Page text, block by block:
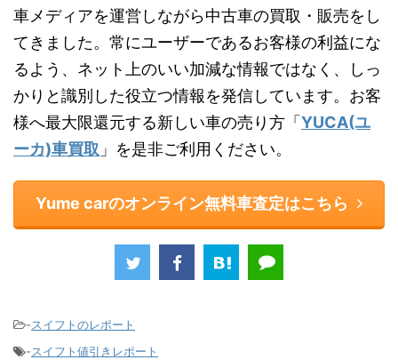
車メディアを運営しながら中古車の買取・販売をし
てきました。常にユーザーであるお客様の利益にな
るよう、ネット上のいい加減な情報ではなく、しっ
かりと識別した役立つ情報を発信しています。お客
様へ最大限還元する新しい車の売り方「 YUCA(ユ
ーカ)車買取 」を是非ご利用ください。
Yume carのオンライン無料車査定はこちら
-スイフトのレポート
-スイフト値引きレポート